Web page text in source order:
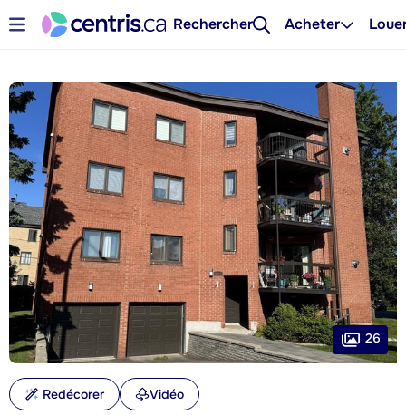
Rechercher Acheter
26
Redécorer Vidéo